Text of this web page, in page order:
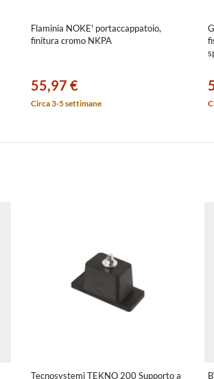
Flaminia NOKE' portaccappatoio,
finitura cromo NKPA
55,97 €
Circa 3-5 settimane
Tecnosystemi TEKNO 200 Supporto a